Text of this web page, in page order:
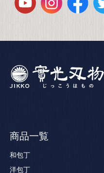
商品一覧
和包丁
洋包丁